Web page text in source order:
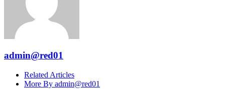
admin@red01
Related Articles
More By admin@red01